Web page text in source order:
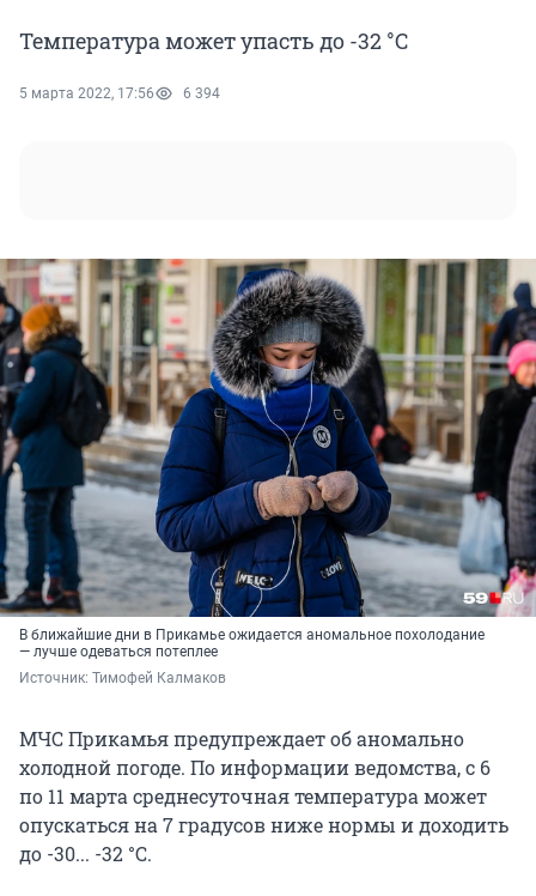
Температура может упасть до -32 °С
5 марта 2022, 17:56 6 394
В ближайшие дни в Прикамье ожидается аномальное похолодание
— лучше одеваться потеплее
Источник: Тимофей Калмаков
МЧС Прикамья предупреждает об аномально
холодной погоде. По информации ведомства, с 6
по 11 марта среднесуточная температура может
опускаться на 7 градусов ниже нормы и доходить
до -30... -32 °С.